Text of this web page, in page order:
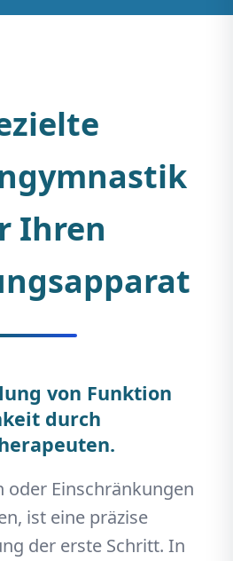
Ihren
von Funktion
durch
oder Einschränkungen
ist eine präzise
der erste Schritt. In